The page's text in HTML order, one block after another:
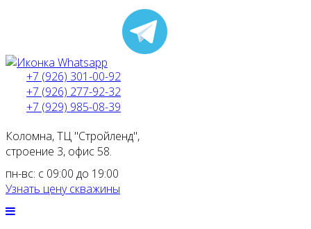
+7 (926) 301-00-92
+7 (926) 277-92-32
+7 (929) 985-08-39
Коломна, ТЦ "Стройленд",
строение 3, офис 58.
пн-вс: с 09:00 до 19:00
Узнать цену скважины